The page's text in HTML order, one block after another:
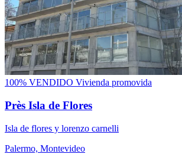
100% VENDIDO Vivienda promovida
Près Isla de Flores
Isla de flores y lorenzo carnelli
Palermo, Montevideo